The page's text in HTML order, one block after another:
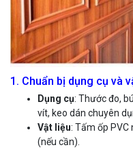
1. Chuẩn bị dụng cụ và
Dụng cụ: Thước đo,
vít, keo dán chuyên
Vật liệu: Tấm ốp PVC
(nếu cần).